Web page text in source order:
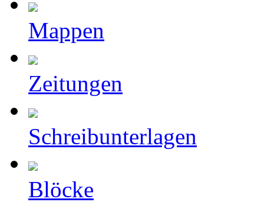
Mappen
Zeitungen
Schreibunterlagen
Blöcke